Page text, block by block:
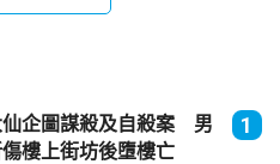
仙企圖謀殺及自殺案 男
樓上街坊後墮樓亡
1